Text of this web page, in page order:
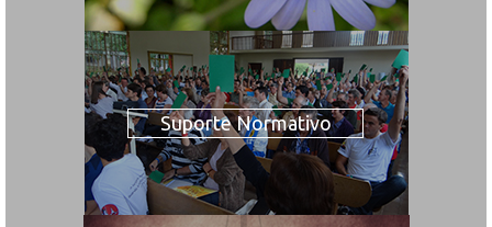
Suporte Normativo